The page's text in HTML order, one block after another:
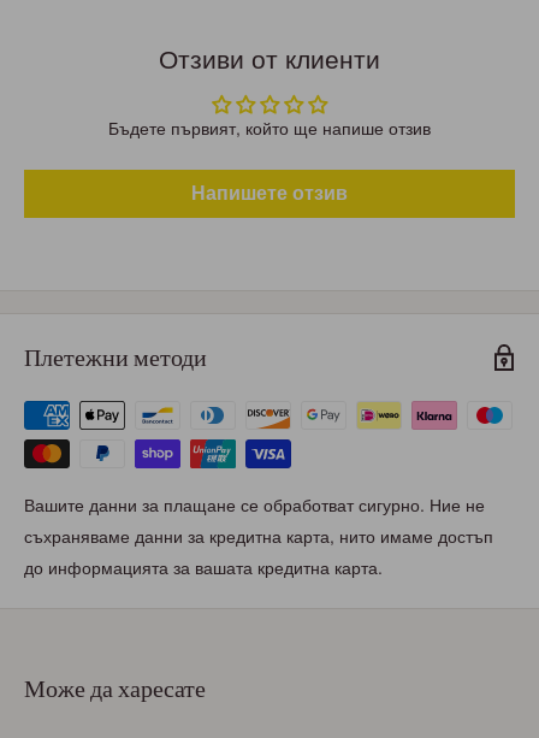
Отзиви от клиенти
Бъдете първият, който ще напише отзив
Напишете отзив
Плетежни методи
Вашите данни за плащане се обработват сигурно. Ние не
съхраняваме данни за кредитна карта, нито имаме достъп
до информацията за вашата кредитна карта.
Може да харесате